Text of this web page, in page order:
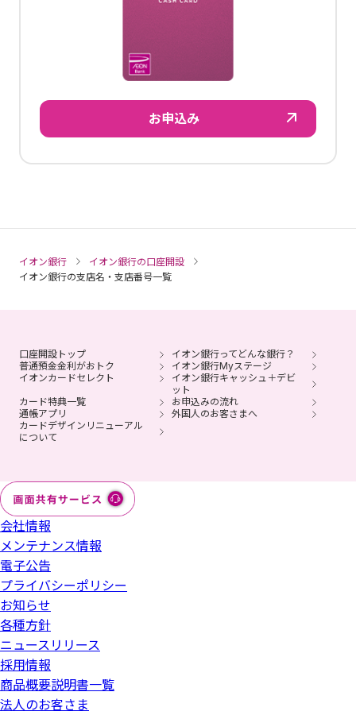
お申込み
イオン銀行
イオン銀行の口座開設
イオン銀行の支店名・支店番号一覧
口座開設トップ
イオン銀行ってどんな銀行？
普通預金金利がおトク
イオン銀行Myステージ
イオンカードセレクト
イオン銀行キャッシュ＋デビ
ット
カード特典一覧
お申込みの流れ
通帳アプリ
外国人のお客さまへ
カードデザインリニューアル
について
会社情報
メンテナンス情報
電子公告
プライバシーポリシー
お知らせ
各種方針
ニュースリリース
採用情報
商品概要説明書一覧
法人のお客さま